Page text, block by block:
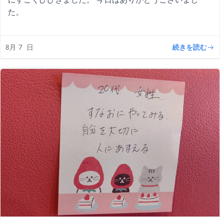
た。
8月 7 日 続きを読む